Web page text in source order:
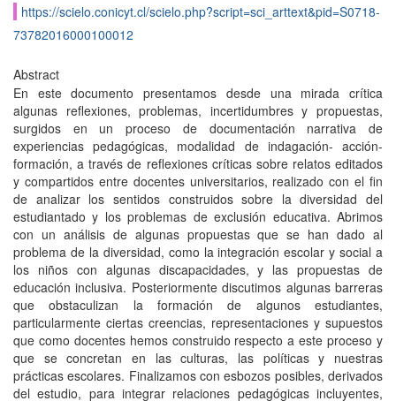
https://scielo.conicyt.cl/scielo.php?script=sci_arttext&pid=S0718-
73782016000100012
Abstract
En este documento presentamos desde una mirada crítica
algunas reflexiones, problemas, incertidumbres y propuestas,
surgidos en un proceso de documentación narrativa de
experiencias pedagógicas, modalidad de indagación- acción-
formación, a través de reflexiones críticas sobre relatos editados
y compartidos entre docentes universitarios, realizado con el fin
de analizar los sentidos construidos sobre la diversidad del
estudiantado y los problemas de exclusión educativa. Abrimos
con un análisis de algunas propuestas que se han dado al
problema de la diversidad, como la integración escolar y social a
los niños con algunas discapacidades, y las propuestas de
educación inclusiva. Posteriormente discutimos algunas barreras
que obstaculizan la formación de algunos estudiantes,
particularmente ciertas creencias, representaciones y supuestos
que como docentes hemos construido respecto a este proceso y
que se concretan en las culturas, las políticas y nuestras
prácticas escolares. Finalizamos con esbozos posibles, derivados
del estudio, para integrar relaciones pedagógicas incluyentes,